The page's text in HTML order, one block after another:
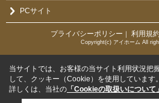
PCサイト
プライバシーポリシー ｜ 利用規
Copyright(c) アイホーム All
当サイトでは、お客様の当サイト利用状況把
して、クッキー（Cookie）を使用しています。
詳しくは、当社の 「Cookieの取扱いについて」